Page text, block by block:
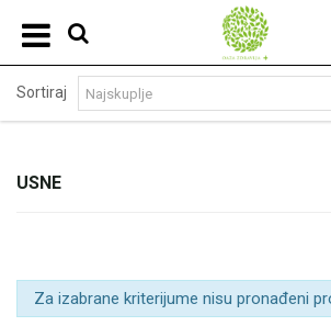
USNE
Sortiraj
Za izabrane kriterijume nisu pronađeni